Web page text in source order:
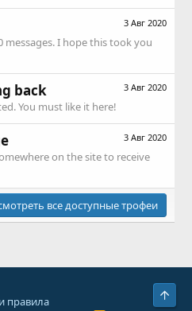
3 Авг 2020
messages. I hope this took you
3 Авг 2020
back
You must like it here!
3 Авг 2020
on the site to receive
все доступные трофеи
правила